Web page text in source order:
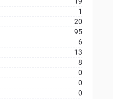
1
20
95
6
13
8
0
0
0